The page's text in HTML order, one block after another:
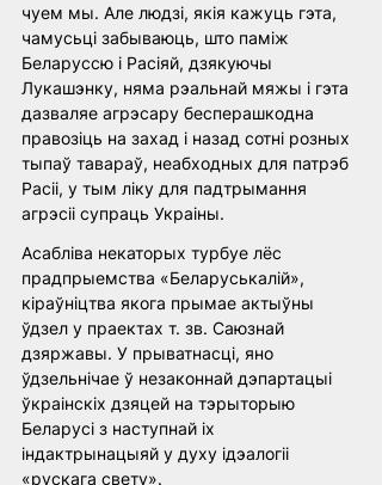
чуем мы. Але людзі, якія кажуць гэта,
чамусьці забываюць, што паміж
Беларуссю і Расіяй, дзякуючы
Лукашэнку, няма рэальнай мяжы і гэта
дазваляе агрэсару бесперашкодна
правозіць на захад і назад сотні розных
тыпаў тавараў, неабходных для патрэб
Расіі, у тым ліку для падтрымання
агрэсіі супраць Украіны.
Асабліва некаторых турбуе лёс
прадпрыемства «Беларуськалій»,
кіраўніцтва якога прымае актыўны
ўдзел у праектах т. зв. Саюзнай
дзяржавы. У прыватнасці, яно
ўдзельнічае ў незаконнай дэпартацыі
ўкраінскіх дзяцей на тэрыторыю
Беларусі з наступнай іх
індактрынацыяй у духу ідэалогіі
«рускага свету».